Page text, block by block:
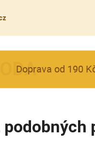
Doprava od 190